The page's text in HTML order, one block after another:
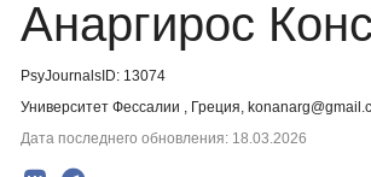
Анаргирос
PsyJournalsID: 13074
Университет Фессалии , Греция,
Дата последнего обновления: 18.03.2026